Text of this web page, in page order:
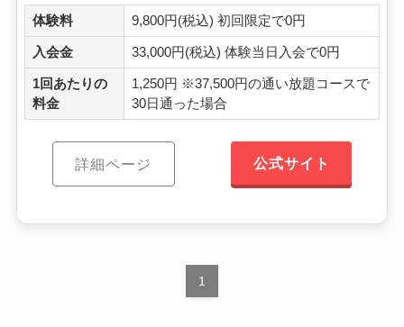
体験料 9,800円(税込) 初回限定で0円
入会金 33,000円(税込) 体験当日入会で0円
1回あたりの
料金
1,250円 ※37,500円の通い放題コースで
30日通った場合
詳細ページ 公式サイト
1